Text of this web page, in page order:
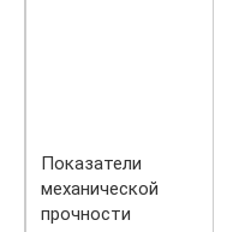
Показатели
механической
прочности